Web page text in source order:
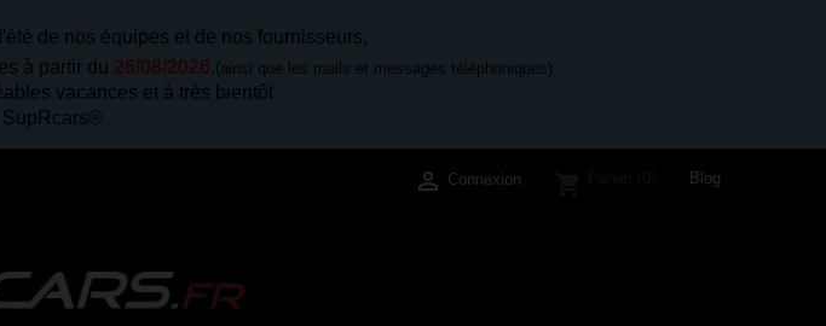
de nos équipes et de nos fournisseurs,
à partir du 26/08/2026.(ainsi que les mails et messages téléphoniques)
vacances et à très bientôt
SupRcars®
 Connexion Blog